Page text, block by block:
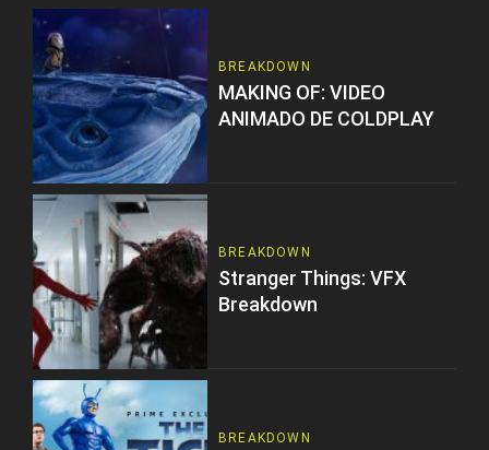
BREAKDOWN
MAKING OF: VIDEO
ANIMADO DE COLDPLAY
BREAKDOWN
Stranger Things: VFX
Breakdown
BREAKDOWN